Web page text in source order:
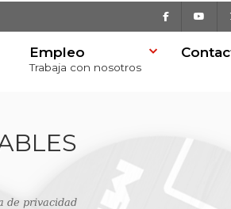
Facebook
Empleo
Trabaja con nosotros
de privacidad